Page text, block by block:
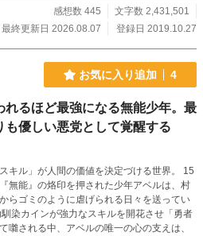
感想数 445
文字数 2,431,501
最終更新日 2026.08.07
登録日 2019.10.27
お気に入り追加 4
れるほど最強になる無能少年。最
優しい悪党として覚醒する
キル」が人間の価値を決定づける世界。 15
無能』の烙印を押された少年アベルは、村
らゴミのように虐げられる日々を送ってい
染カインが強力なスキルを開花させ「勇者
囃される中、アベルの唯一の心の支えは、